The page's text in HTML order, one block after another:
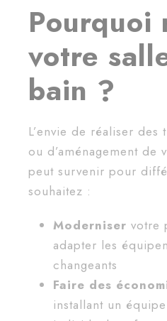
Pourquoi
votre
bain ?
L’envie de réaliser des
ou d’aménagement de
peut survenir pour
souhaitez :
Moderniser votre
adapter les
changeants
Faire des
installant un